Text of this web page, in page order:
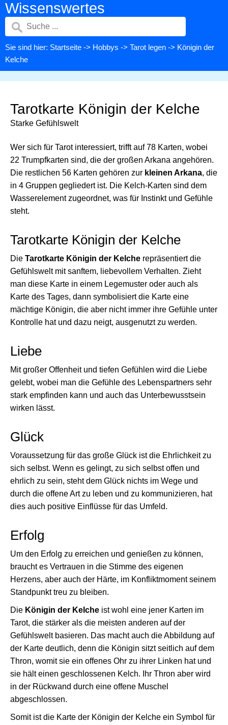
Wissenswertes
Sie sind hier: Startseite -> Hobbys -> Tarot legen -> Königin der
Kelche
Tarotkarte Königin der Kelche
Starke Gefühlswelt
Wer sich für Tarot interessiert, trifft auf 78 Karten, wobei
22 Trumpfkarten sind, die der großen Arkana angehören.
Die restlichen 56 Karten gehören zur kleinen Arkana, die
in 4 Gruppen gegliedert ist. Die Kelch-Karten sind dem
Wasserelement zugeordnet, was für Instinkt und Gefühle
steht.
Tarotkarte Königin der Kelche
Die Tarotkarte Königin der Kelche repräsentiert die
Gefühlswelt mit sanftem, liebevollem Verhalten. Zieht
man diese Karte in einem Legemuster oder auch als
Karte des Tages, dann symbolisiert die Karte eine
mächtige Königin, die aber nicht immer ihre Gefühle unter
Kontrolle hat und dazu neigt, ausgenutzt zu werden.
Liebe
Mit großer Offenheit und tiefen Gefühlen wird die Liebe
gelebt, wobei man die Gefühle des Lebenspartners sehr
stark empfinden kann und auch das Unterbewusstsein
wirken lässt.
Glück
Voraussetzung für das große Glück ist die Ehrlichkeit zu
sich selbst. Wenn es gelingt, zu sich selbst offen und
ehrlich zu sein, steht dem Glück nichts im Wege und
durch die offene Art zu leben und zu kommunizieren, hat
dies auch positive Einflüsse für das Umfeld.
Erfolg
Um den Erfolg zu erreichen und genießen zu können,
braucht es Vertrauen in die Stimme des eigenen
Herzens, aber auch der Härte, im Konfliktmoment seinem
Standpunkt treu zu bleiben.
Die Königin der Kelche ist wohl eine jener Karten im
Tarot, die stärker als die meisten anderen auf der
Gefühlswelt basieren. Das macht auch die Abbildung auf
der Karte deutlich, denn die Königin sitzt seitlich auf dem
Thron, womit sie ein offenes Ohr zu ihrer Linken hat und
sie hält einen geschlossenen Kelch. Ihr Thron aber wird
in der Rückwand durch eine offene Muschel
abgeschlossen.
Somit ist die Karte der Königin der Kelche ein Symbol für